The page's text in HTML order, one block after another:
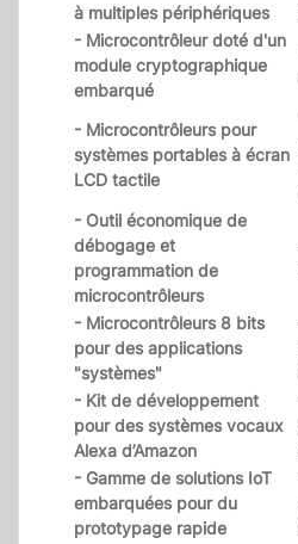
à multiples périphériques
- Microcontrôleur doté d'un
module cryptographique
embarqué
- Microcontrôleurs pour
systèmes portables à écran
LCD tactile
- Outil économique de
débogage et
programmation de
microcontrôleurs
- Microcontrôleurs 8 bits
pour des applications
"systèmes"
- Kit de développement
pour des systèmes vocaux
Alexa d’Amazon
- Gamme de solutions IoT
embarquées pour du
prototypage rapide